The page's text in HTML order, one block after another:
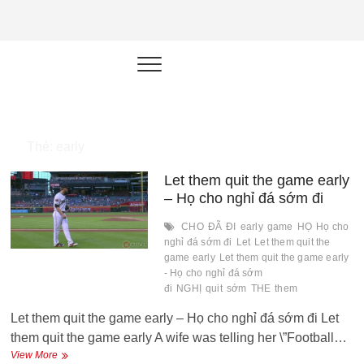
nhân trong
thời đại AI
Let them quit the game early
– Họ cho nghỉ đá sớm đi
CHO ĐÃ ĐI early game HỌ Họ cho
nghỉ đá sớm đi
Let Let them quit the
game early Let them quit the game early
- Họ cho nghỉ đá sớm
đi NGHỊ quit sớm THE them
Let them quit the game early – Họ cho nghỉ đá sớm đi Let
them quit the game early A wife was telling her \”Football…
View MoreLet